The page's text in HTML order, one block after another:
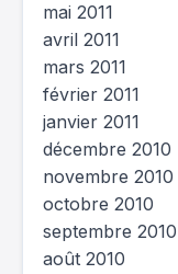
mai 2011
avril 2011
mars 2011
février 2011
janvier 2011
décembre 2010
novembre 2010
octobre 2010
septembre 2010
août 2010